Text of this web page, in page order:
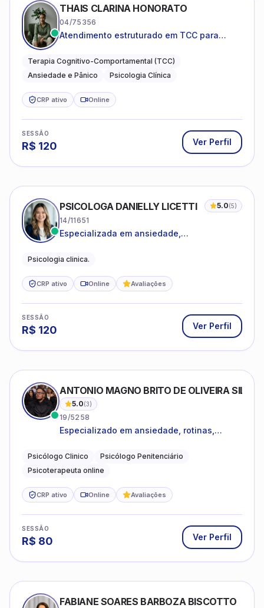
THAIS CLARINA HONORATO
04/75356
Atendimento estruturado em TCC para
excessiva
Terapia Cognitivo-Comportamental (TCC)
Ansiedade e Pânico
Psicologia Clínica
CRP ativo Online
SESSÃO
R$ 120 Ver Perfil
PSICOLOGA DANIELLY LICETTI 5.0(5)
14/11651
Especializada em ansiedade,
Psicologia clinica.
CRP ativo Online Avaliações
SESSÃO
R$ 120 Ver Perfil
ANTONIO MAGNO BRITO DE OLIVEIRA SILVA
5.0(3)
19/5258
Especializado em ansiedade, rotinas,
familiares e questões comportamentais.
Psicólogo Clinico
Psicólogo Penitenciário
Psicoterapeuta online
CRP ativo Online Avaliações
SESSÃO
R$ 80 Ver Perfil
FABIANE SOARES BARBOZA BISCOTTO